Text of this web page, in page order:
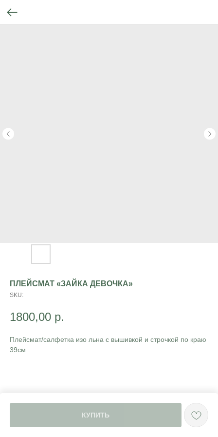
ПЛЕЙСМАТ «ЗАЙКА ДЕВОЧКА»
SKU:
1800,00 р.
КУПИТЬ
Плейсмат/салфетка изо льна с вышивкой и строчкой по краю
39см